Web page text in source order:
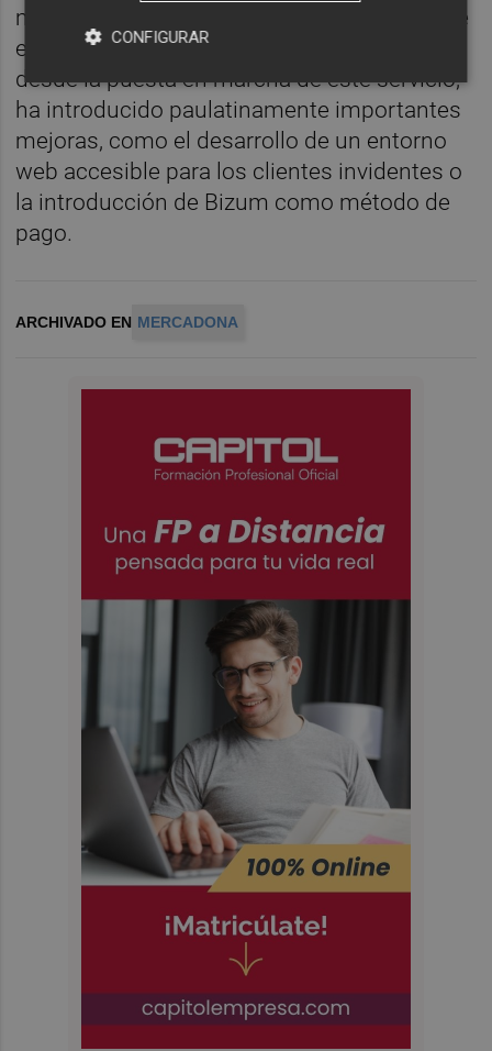
millones de euros, un 26 por ciento más que
el año anterior. Asimismo, la compañía,
desde la puesta en marcha de este servicio,
ha introducido paulatinamente importantes
mejoras, como el desarrollo de un entorno
web accesible para los clientes invidentes o
la introducción de Bizum como método de
pago.
ARCHIVADO EN MERCADONA
CONFIGURAR